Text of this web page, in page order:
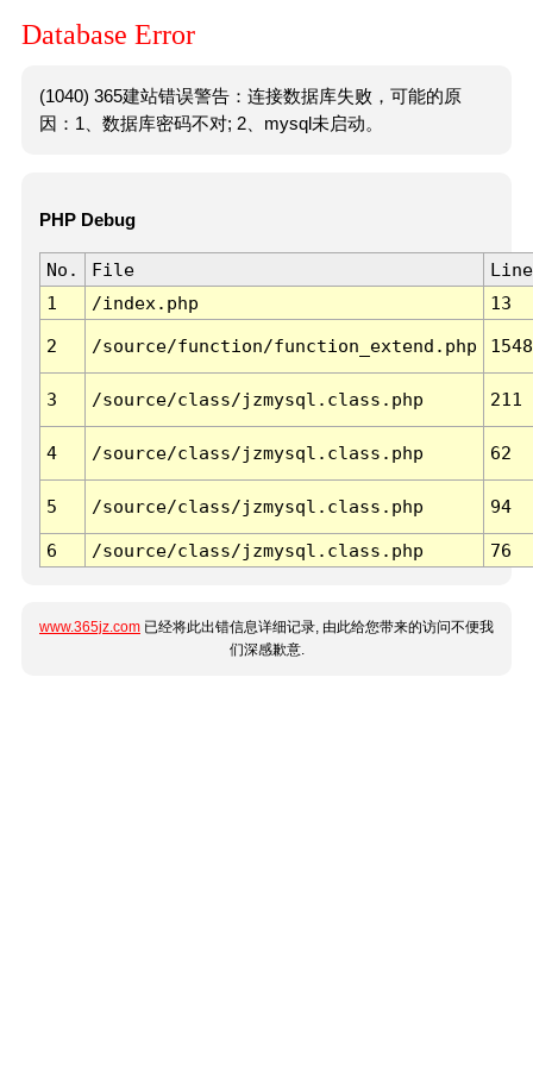
Database Error
(1040) 365建站错误警告：连接数据库失败，可能的原
因：1、数据库密码不对; 2、mysql未启动。
PHP Debug
No. File
Line
1
/index.php 13
2 /source/function/function_extend.php 1548
3 /source/class/jzmysql.class.php 211
4 /source/class/jzmysql.class.php 62
5 /source/class/jzmysql.class.php 94
6 /source/class/jzmysql.class.php 76
www.365jz.com 已经将此出错信息详细记录, 由此给您带来的访问不便我
们深感歉意.